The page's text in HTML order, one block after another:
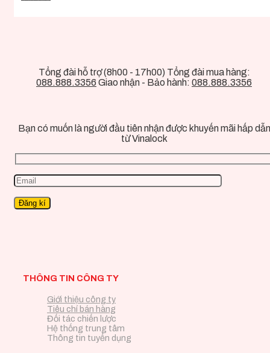
Tổng đài hỗ trợ (8h00 - 17h00) Tổng đài mua hàng:
088.888.3356 Giao nhận - Bảo hành: 088.888.3356
Bạn có muốn là người đầu tiên nhận được khuyến mãi hấp dẫn
từ Vinalock
THÔNG TIN CÔNG TY
Giới thiệu công ty
Tiêu chí bán hàng
Đối tác chiến lược
Hệ thống trung tâm
Thông tin tuyển dụng